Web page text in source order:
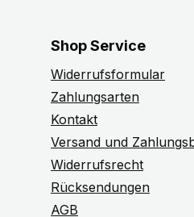
Shop Service
Widerrufsformular
Zahlungsarten
Kontakt
Versand und
Widerrufsrecht
Rücksendungen
AGB